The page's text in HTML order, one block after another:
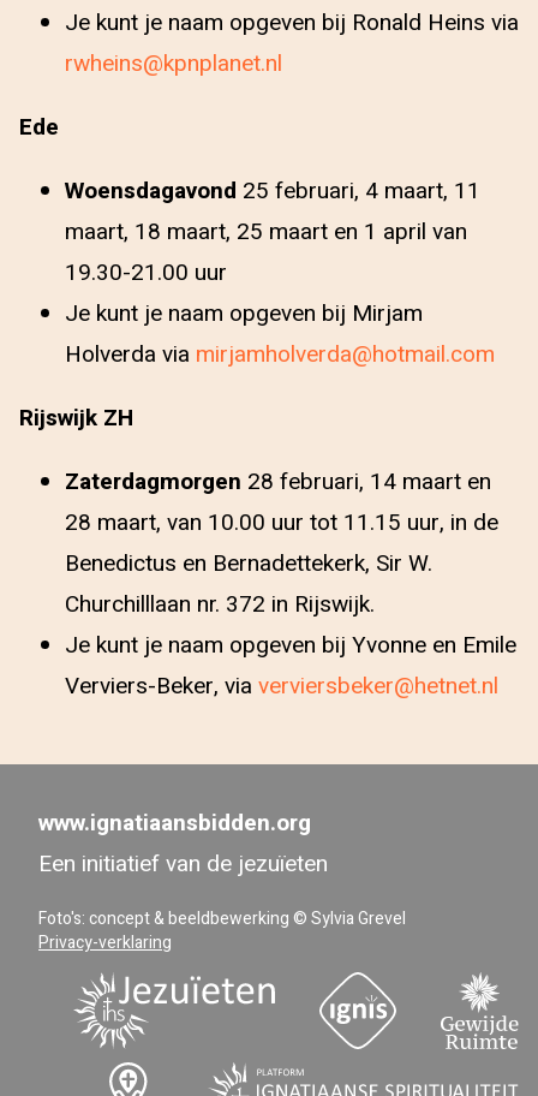
Je kunt je naam opgeven bij Ronald Heins via
rwheins@kpnplanet.nl
Ede
Woensdagavond 25 februari, 4 maart, 11
maart, 18 maart, 25 maart en 1 april van
19.30-21.00 uur
Je kunt je naam opgeven bij Mirjam
Holverda via mirjamholverda@hotmail.com
Rijswijk ZH
Zaterdagmorgen 28 februari, 14 maart en
28 maart, van 10.00 uur tot 11.15 uur, in de
Benedictus en Bernadettekerk, Sir W.
Churchilllaan nr. 372 in Rijswijk.
Je kunt je naam opgeven bij Yvonne en Emile
Verviers-Beker, via verviersbeker@hetnet.nl
www.ignatiaansbidden.org
Een initiatief van de jezuïeten
Foto's: concept & beeldbewerking © Sylvia Grevel
Privacy-verklaring